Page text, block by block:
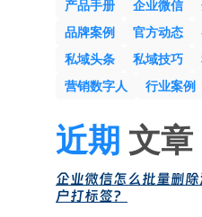
产品手册 企业微信
品牌案例
官方动态
私域头条
私域技巧
营销数字人
行业案例
近期 文章
企业微信怎么批量删
户打标签？